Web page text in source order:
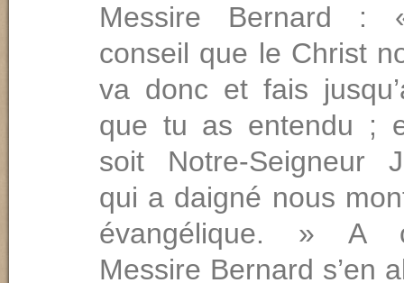
Messire Bernard :
conseil que le Christ
va donc et fais
que tu as entendu ;
soit Notre-Seigneur
qui a daigné nous
évangélique. » A
Messire Bernard s’en